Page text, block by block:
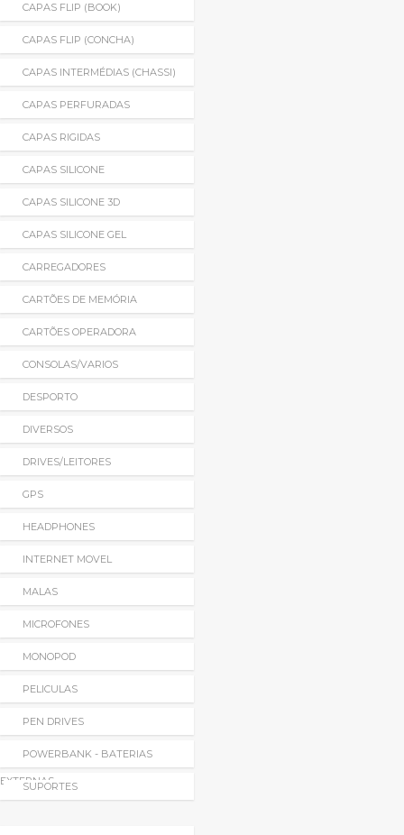
CAPAS FLIP (BOOK)
CAPAS FLIP (CONCHA)
CAPAS INTERMÉDIAS (CHASSI)
CAPAS PERFURADAS
CAPAS RIGIDAS
CAPAS SILICONE
CAPAS SILICONE 3D
CAPAS SILICONE GEL
CARREGADORES
CARTÕES DE MEMÓRIA
CARTÕES OPERADORA
CONSOLAS/VARIOS
DESPORTO
DIVERSOS
DRIVES/LEITORES
GPS
HEADPHONES
INTERNET MOVEL
MALAS
MICROFONES
MONOPOD
PELICULAS
PEN DRIVES
POWERBANK - BATERIAS
EXTERNAS
SUPORTES